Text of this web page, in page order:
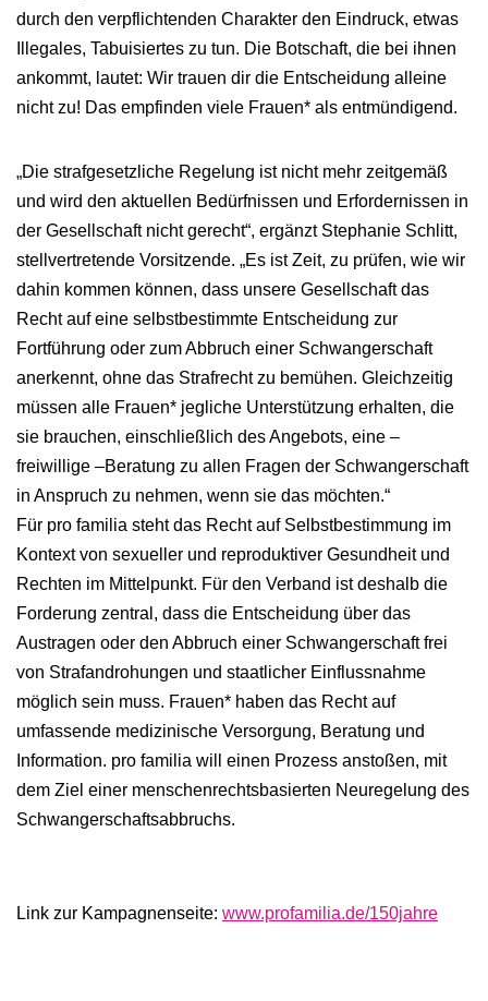
durch den verpflichtenden Charakter den Eindruck, etwas
Illegales, Tabuisiertes zu tun. Die Botschaft, die bei ihnen
ankommt, lautet: Wir trauen dir die Entscheidung alleine
nicht zu! Das empfinden viele Frauen* als entmündigend.
„Die strafgesetzliche Regelung ist nicht mehr zeitgemäß
und wird den aktuellen Bedürfnissen und Erfordernissen in
der Gesellschaft nicht gerecht“, ergänzt Stephanie Schlitt,
stellvertretende Vorsitzende. „Es ist Zeit, zu prüfen, wie wir
dahin kommen können, dass unsere Gesellschaft das
Recht auf eine selbstbestimmte Entscheidung zur
Fortführung oder zum Abbruch einer Schwangerschaft
anerkennt, ohne das Strafrecht zu bemühen. Gleichzeitig
müssen alle Frauen* jegliche Unterstützung erhalten, die
sie brauchen, einschließlich des Angebots, eine –
freiwillige –Beratung zu allen Fragen der Schwangerschaft
in Anspruch zu nehmen, wenn sie das möchten.“
Für pro familia steht das Recht auf Selbstbestimmung im
Kontext von sexueller und reproduktiver Gesundheit und
Rechten im Mittelpunkt. Für den Verband ist deshalb die
Forderung zentral, dass die Entscheidung über das
Austragen oder den Abbruch einer Schwangerschaft frei
von Strafandrohungen und staatlicher Einflussnahme
möglich sein muss. Frauen* haben das Recht auf
umfassende medizinische Versorgung, Beratung und
Information. pro familia will einen Prozess anstoßen, mit
dem Ziel einer menschenrechtsbasierten Neuregelung des
Schwangerschaftsabbruchs.
Link zur Kampagnenseite: www.profamilia.de/150jahre